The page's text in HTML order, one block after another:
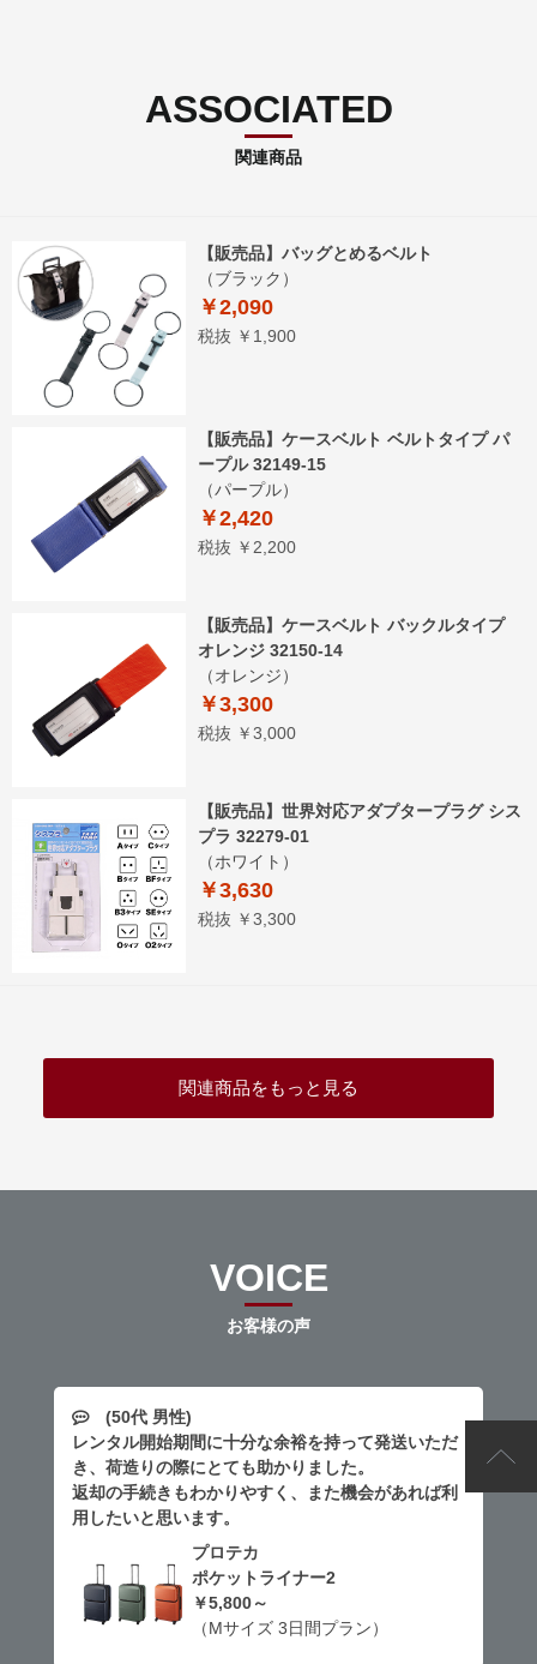
ASSOCIATED
関連商品
【販売品】バッグとめるベルト
（ブラック）
￥2,090
税抜 ￥1,900
【販売品】ケースベルト ベルトタイプ パ
ープル 32149-15
（パープル）
￥2,420
税抜 ￥2,200
【販売品】ケースベルト バックルタイプ
オレンジ 32150-14
（オレンジ）
￥3,300
税抜 ￥3,000
【販売品】世界対応アダプタープラグ シス
プラ 32279-01
（ホワイト）
￥3,630
税抜 ￥3,300
関連商品をもっと見る
VOICE
お客様の声
(50代 男性)
レンタル開始期間に十分な余裕を持って発送いただ
き、荷造りの際にとても助かりました。
返却の手続きもわかりやすく、また機会があれば利
用したいと思います。
プロテカ
ポケットライナー2
￥5,800～
（Mサイズ 3日間プラン）